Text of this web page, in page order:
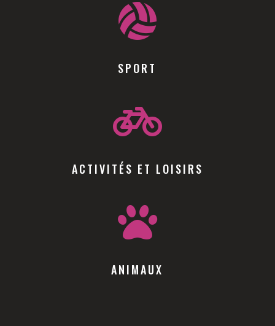

SPORT

ACTIVITÉS ET LOISIRS

ANIMAUX